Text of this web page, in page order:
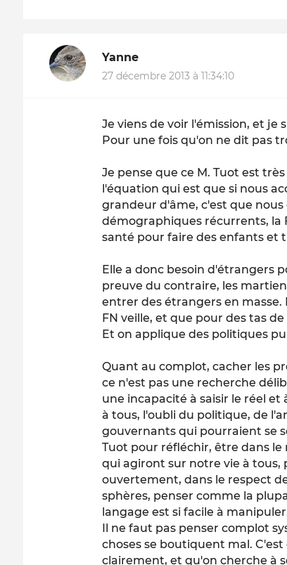
Yanne
27 décembre 2013 à 11:34:10
Je viens de voir l'émission, et je
Pour une fois qu'on ne dit pas
Je pense que ce M. Tuot est
l'équation qui est que si nous
grandeur d'âme, c'est que nous
démographiques récurrents, la
santé pour faire des enfants et
Elle a donc besoin d'étrangers
preuve du contraire, les
entrer des étrangers en masse.
FN veille, et que pour des tas
Et on applique des politiques
Quant aucomplot, cacher les
ce n'est pas une recherche
une incapacité à saisir le réel
à tous, l'oubli du politique, de
gouvernants qui pourraient se
Tuot pour réfléchir, être dans
qui agiront sur notre vie à tous,
ouvertement, dans le respect
sphères, penser comme la
langage est si facile à
Il ne faut pas penser complot
choses se boutiquent mal. C'est
clairement, et qu'on cherche à